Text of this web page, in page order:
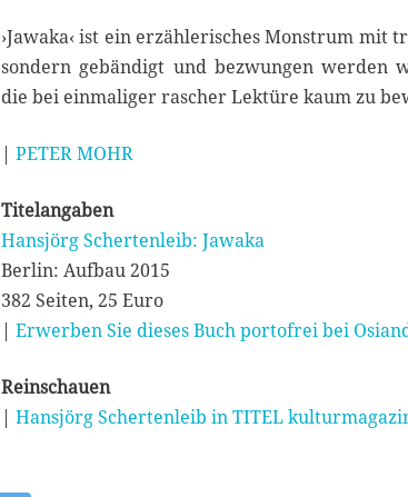
›Jawaka‹ ist ein erzählerisches Monstrum mit
sondern gebändigt und bezwungen werden
die bei einmaliger rascher Lektüre kaum zu
| PETER MOHR
Titelangaben
Hansjörg Schertenleib: Jawaka
Berlin: Aufbau 2015
382 Seiten, 25 Euro
| Erwerben Sie dieses Buch portofrei bei
Reinschauen
| Hansjörg Schertenleib in TITEL